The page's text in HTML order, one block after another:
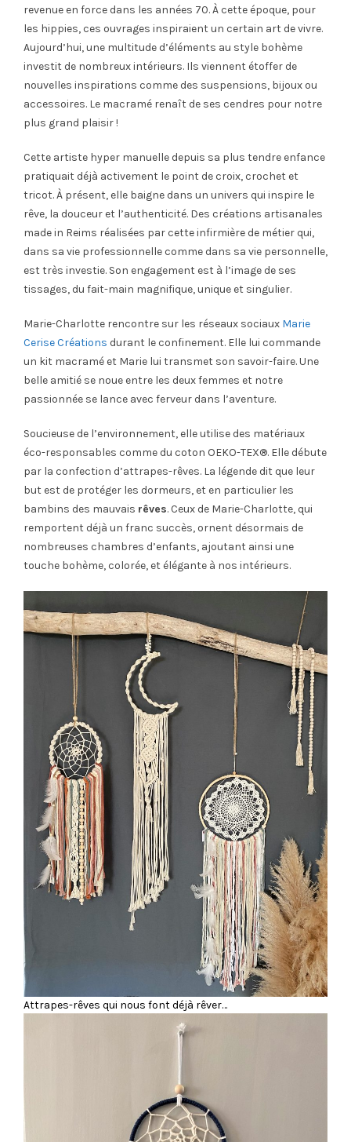
revenue en force dans les années 70. À cette époque, pour
les hippies, ces ouvrages inspiraient un certain art de vivre.
Aujourd’hui, une multitude d’éléments au style bohème
investit de nombreux intérieurs. Ils viennent étoffer de
nouvelles inspirations comme des suspensions, bijoux ou
accessoires. Le macramé renaît de ses cendres pour notre
plus grand plaisir !
Cette artiste hyper manuelle depuis sa plus tendre enfance
pratiquait déjà activement le point de croix, crochet et
tricot. À présent, elle baigne dans un univers qui inspire le
rêve, la douceur et l’authenticité. Des créations artisanales
made in Reims réalisées par cette infirmière de métier qui,
dans sa vie professionnelle comme dans sa vie personnelle,
est très investie. Son engagement est à l’image de ses
tissages, du fait-main magnifique, unique et singulier.
Marie-Charlotte rencontre sur les réseaux sociaux Marie
Cerise Créations durant le confinement. Elle lui commande
un kit macramé et Marie lui transmet son savoir-faire. Une
belle amitié se noue entre les deux femmes et notre
passionnée se lance avec ferveur dans l’aventure.
Soucieuse de l’environnement, elle utilise des matériaux
éco-responsables comme du coton OEKO-TEX®. Elle débute
par la confection d’attrapes-rêves. La légende dit que leur
but est de protéger les dormeurs, et en particulier les
bambins des mauvais rêves. Ceux de Marie-Charlotte, qui
remportent déjà un franc succès, ornent désormais de
nombreuses chambres d’enfants, ajoutant ainsi une
touche bohème, colorée, et élégante à nos intérieurs.
Attrapes-rêves qui nous font déjà rêver…